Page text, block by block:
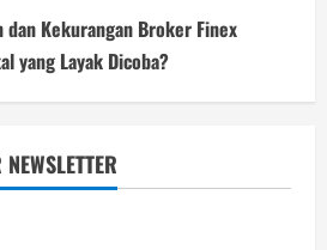
dan Kekurangan Broker Finex
yang Layak Dicoba?